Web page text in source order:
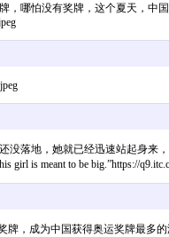
哪怕没有奖牌，这个夏天，中
落地，她就已经迅速站起身
meant to be big.”https://
，成为中国获得奥运奖牌最